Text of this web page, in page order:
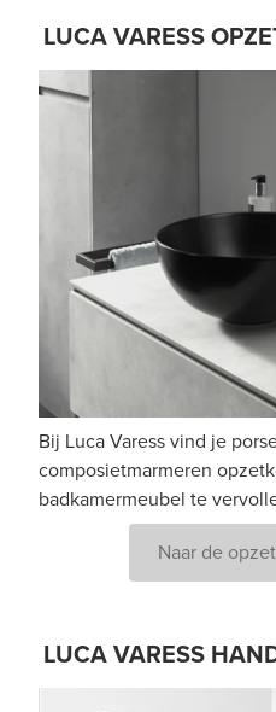
LUCA VARESS
Bij Luca Varess vind je
composietmarmeren
badkamermeubel te
Naar de
LUCA VARESS